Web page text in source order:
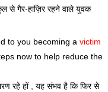
से गैर-हाज़िर रहने वाले युवक
to you becoming a victim
now to help reduce the
रहे हों , यह संभव है कि फिर से